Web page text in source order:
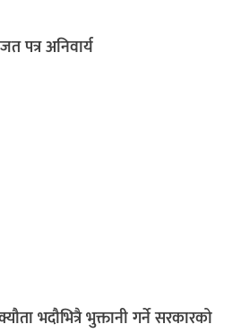
पत्र अनिवार्य
भदौभित्रै भुक्तानी गर्ने सरकारको